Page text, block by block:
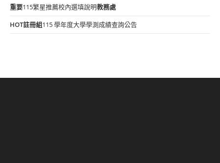
重要115繁星推薦校內選填說明教務處
HOT註冊組115 學年度大學學測成績查詢公告